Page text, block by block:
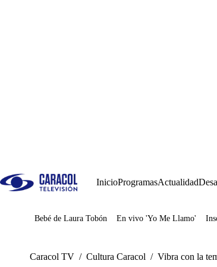
InicioProgramasActualidad
Juegos
Bebé de Laura Tobón En vivo 'Yo Me Llamo'
Caracol TV / Cultura Caracol / Vibra con la